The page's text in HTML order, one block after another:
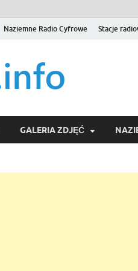
Naziemne Radio Cyfrowe Stacje
GALERIA ZDJĘĆ